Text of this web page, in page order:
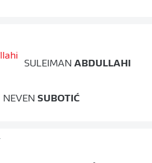
SULEIMAN ABDULLAHI
NEVEN SUBOTIĆ